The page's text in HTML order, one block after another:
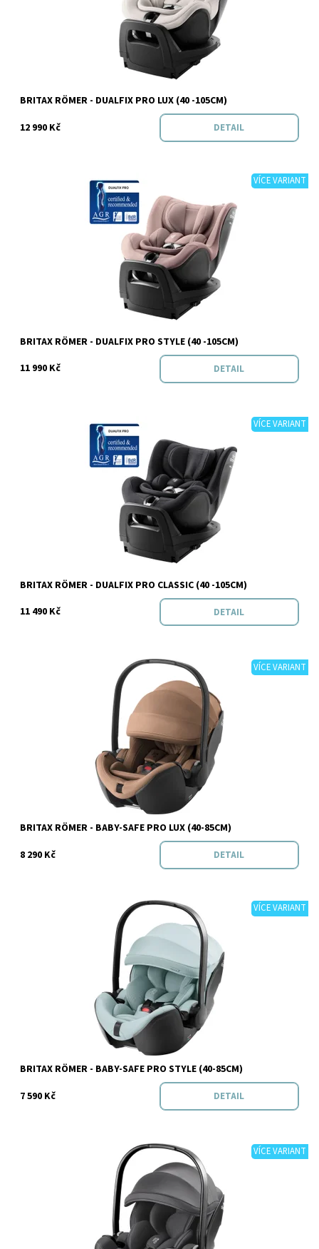
Značka: BRITAX RÖMER
BRITAX RÖMER - DUALFIX PRO LUX (40 -105CM)
12 990 Kč
DETAIL
VÍCE VARIANT
Skladem
Značka: BRITAX RÖMER
BRITAX RÖMER - DUALFIX PRO STYLE (40 -105CM)
11 990 Kč
DETAIL
VÍCE VARIANT
Skladem
BRITAX RÖMER
BRITAX RÖMER - DUALFIX PRO CLASSIC (40 -105CM)
11 490 Kč
DETAIL
VÍCE VARIANT
Skladem
Značka: BRITAX RÖMER
BRITAX RÖMER - BABY-SAFE PRO LUX (40-85CM)
8 290 Kč
DETAIL
VÍCE VARIANT
Skladem
Značka: BRITAX RÖMER
BRITAX RÖMER - BABY-SAFE PRO STYLE (40-85CM)
7 590 Kč
DETAIL
VÍCE VARIANT
Skladem